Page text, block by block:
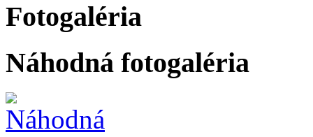
Fotogaléria
Náhodná fotogaléria